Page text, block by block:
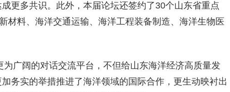
更多共识。此外，本届论坛还签约了30个山东省重点
材料、海洋交通运输、海洋工程装备制造、海洋生物医
广阔的对话交流平台，不但给山东海洋经济高质量发
务实的举措推进了海洋领域的国际合作，更生动映衬出